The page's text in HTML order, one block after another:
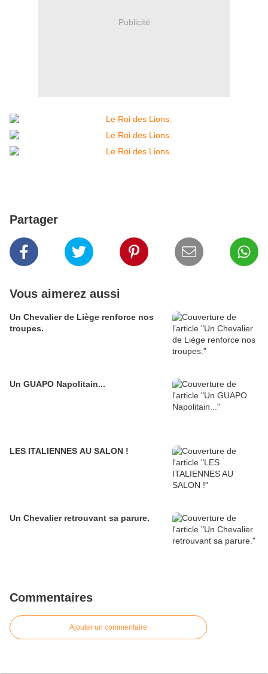
Publicité
Partager
Vous aimerez aussi
Un Chevalier de Liège renforce nos
troupes.
Un GUAPO Napolitain...
LES ITALIENNES AU SALON !
Un Chevalier retrouvant sa parure.
Commentaires
Ajouter un commentaire